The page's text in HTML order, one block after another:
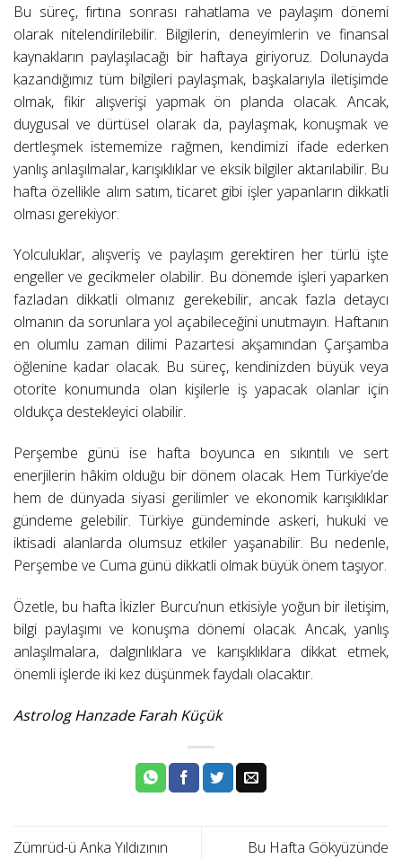
Bu süreç, fırtına sonrası rahatlama ve paylaşım dönemi
olarak nitelendirilebilir. Bilgilerin, deneyimlerin ve finansal
kaynakların paylaşılacağı bir haftaya giriyoruz. Dolunayda
kazandığımız tüm bilgileri paylaşmak, başkalarıyla iletişimde
olmak, fikir alışverişi yapmak ön planda olacak. Ancak,
duygusal ve dürtüsel olarak da, paylaşmak, konuşmak ve
dertleşmek istememize rağmen, kendimizi ifade ederken
yanlış anlaşılmalar, karışıklıklar ve eksik bilgiler aktarılabilir. Bu
hafta özellikle alım satım, ticaret gibi işler yapanların dikkatli
olması gerekiyor.
Yolculuklar, alışveriş ve paylaşım gerektiren her türlü işte
engeller ve gecikmeler olabilir. Bu dönemde işleri yaparken
fazladan dikkatli olmanız gerekebilir, ancak fazla detaycı
olmanın da sorunlara yol açabileceğini unutmayın. Haftanın
en olumlu zaman dilimi Pazartesi akşamından Çarşamba
öğlenine kadar olacak. Bu süreç, kendinizden büyük veya
otorite konumunda olan kişilerle iş yapacak olanlar için
oldukça destekleyici olabilir.
Perşembe günü ise hafta boyunca en sıkıntılı ve sert
enerjilerin hâkim olduğu bir dönem olacak. Hem Türkiye’de
hem de dünyada siyasi gerilimler ve ekonomik karışıklıklar
gündeme gelebilir. Türkiye gündeminde askeri, hukuki ve
iktisadi alanlarda olumsuz etkiler yaşanabilir. Bu nedenle,
Perşembe ve Cuma günü dikkatli olmak büyük önem taşıyor.
Özetle, bu hafta İkizler Burcu’nun etkisiyle yoğun bir iletişim,
bilgi paylaşımı ve konuşma dönemi olacak. Ancak, yanlış
anlaşılmalara, dalgınlıklara ve karışıklıklara dikkat etmek,
önemli işlerde iki kez düşünmek faydalı olacaktır.
Astrolog Hanzade Farah Küçük
Zümrüd-ü Anka Yıldızının
Bu Hafta Gökyüzünde